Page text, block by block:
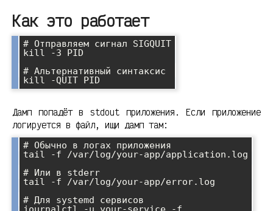
Как это работает
# Отправляем сигнал SIGQUIT
kill -3 PID
# Альтернативный синтаксис
Дамп попадёт в stdout приложения. Если приложение
логируется в файл, ищи дамп там:
# Обычно в логах приложения
tail -f /var/log/your-app/application.log
# Или в stderr
tail -f /var/log/your-app/error.log
# Для systemd сервисов